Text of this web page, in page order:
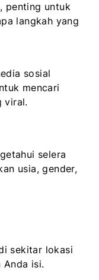
penting untuk
langkah yang
sosial
mencari
viral.
selera
usia, gender,
sekitar lokasi
Anda isi.